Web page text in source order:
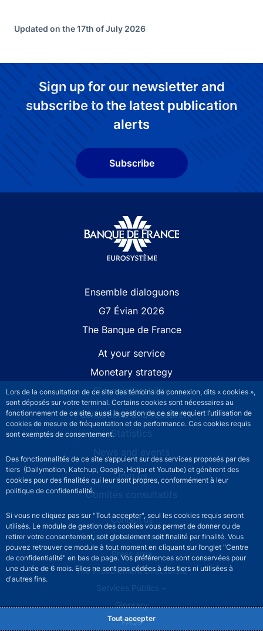
Lors de la consultation de ce site des témoins de connexion, dits « cookies »,
sont déposés sur votre terminal. Certains cookies sont nécessaires au
fonctionnement de ce site, aussi la gestion de ce site requiert l’utilisation de
cookies de mesure de fréquentation et de performance. Ces cookies requis
sont exemptés de consentement.
Des fonctionnalités de ce site s’appuient sur des services proposés par des
tiers (Dailymotion, Katchup, Google, Hotjar et Youtube) et génèrent des
cookies pour des finalités qui leur sont propres, conformément à leur
politique de confidentialité.
Si vous ne cliquez pas sur "Tout accepter", seul les cookies requis seront
utilisés. Le module de gestion des cookies vous permet de donner ou de
retirer votre consentement, soit globalement soit finalité par finalité. Vous
pouvez retrouver ce module à tout moment en cliquant sur l’onglet "Centre
de confidentialité" en bas de page. Vos préférences sont conservées pour
une durée de 6 mois. Elles ne sont pas cédées à des tiers ni utilisées à
d'autres fins.
Tout accepter
Updated on the 17th of July 2026
Sign up for our newsletter and
subscribe to the latest publication
alerts
Subscribe
Ensemble dialoguons
G7 Évian 2026
The Banque de France
At your service
Monetary strategy
Financial stability
Publications and research
Statistics
News and events
Join us
Comités consultatifs
Footer secondary menuContact us
Sourds et malentendants
Press area
The Procurement Directorate
Services Publics +
Glossary
FAQs